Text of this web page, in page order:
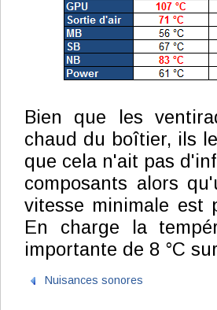
Bien que les
chaud du boîtier, ils
que cela n'ait pas
composants alors
vitesse minimale est
En charge la
importante de 8 °C
Nuisances sonores